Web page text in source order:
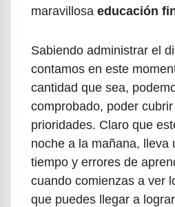
maravillosa educación
Sabiendo administrar el
contamos en este
cantidad que sea,
comprobado, poder
prioridades. Claro que
noche a la mañana, lleva
tiempo y errores de
cuando comienzas a ver
que puedes llegar a